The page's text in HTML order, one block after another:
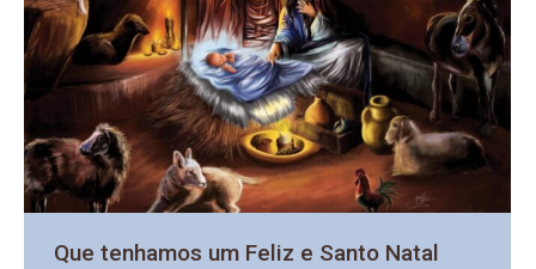
Que tenhamos um Feliz e Santo Natal